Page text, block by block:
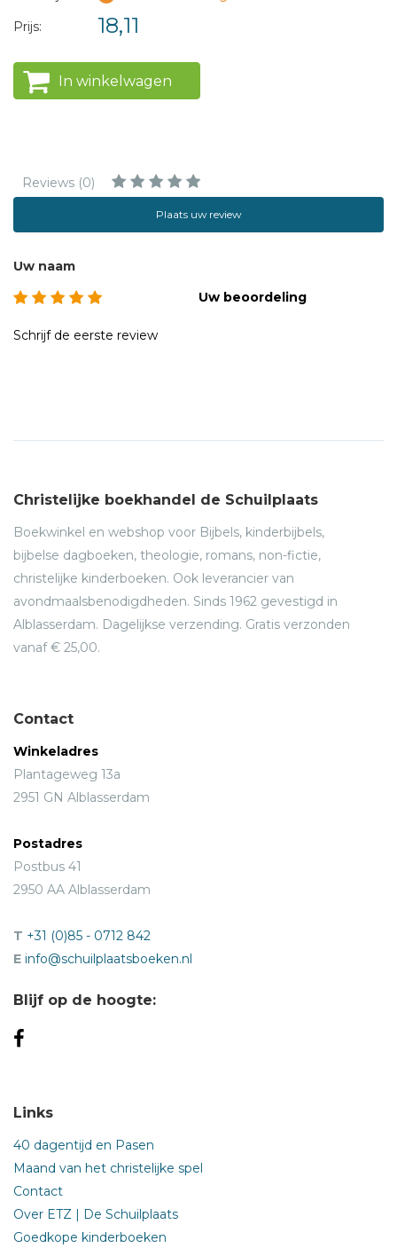
Prijs: 18,11
In winkelwagen
Reviews (0)
Plaats uw review
Uw naam
Uw beoordeling
Schrijf de eerste review
Christelijke boekhandel de Schuilplaats
Boekwinkel en webshop voor Bijbels, kinderbijbels,
bijbelse dagboeken, theologie, romans, non-fictie,
christelijke kinderboeken. Ook leverancier van
avondmaalsbenodigdheden. Sinds 1962 gevestigd in
Alblasserdam. Dagelijkse verzending. Gratis verzonden
vanaf € 25,00.
Contact
Winkeladres
Plantageweg 13a
2951 GN Alblasserdam
Postadres
Postbus 41
2950 AA Alblasserdam
T +31 (0)85 - 0712 842
E info@schuilplaatsboeken.nl
Blijf op de hoogte:
Links
40 dagentijd en Pasen
Maand van het christelijke spel
Contact
Over ETZ | De Schuilplaats
Goedkope kinderboeken